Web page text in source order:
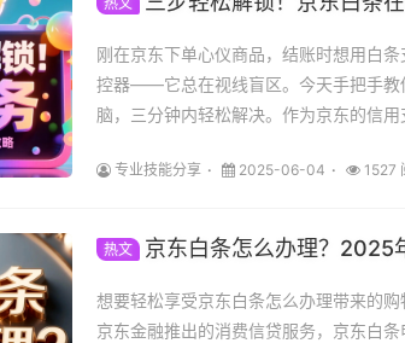
刚在京东下单心仪商品，结账时想用白
控器——它总在视线盲区。今天手把手教
脑，三分钟内轻松解决。作为京东的信
专业技能分享 2025-06-04 1527
热文 京东白条怎么办理？2025
想要轻松享受京东白条怎么办理带来的
京东金融推出的消费信贷服务，京东白